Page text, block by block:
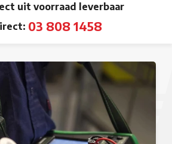
uit voorraad leverbaar
03 808 1458